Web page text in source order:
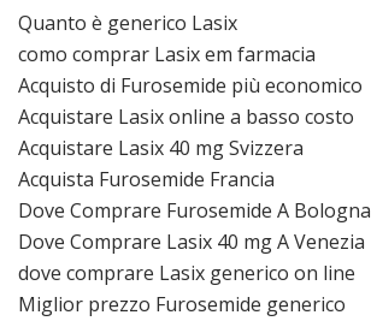
Quanto è generico Lasix
como comprar Lasix em farmacia
Acquisto di Furosemide più economico
Acquistare Lasix online a basso costo
Acquistare Lasix 40 mg Svizzera
Acquista Furosemide Francia
Dove Comprare Furosemide A Bologna
Dove Comprare Lasix 40 mg A Venezia
dove comprare Lasix generico on line
Miglior prezzo Furosemide generico